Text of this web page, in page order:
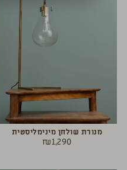
מנורת שולחן מינימליסטית
₪1,290